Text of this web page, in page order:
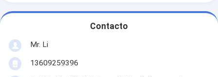
Contacto
Mr. Li
13609259396